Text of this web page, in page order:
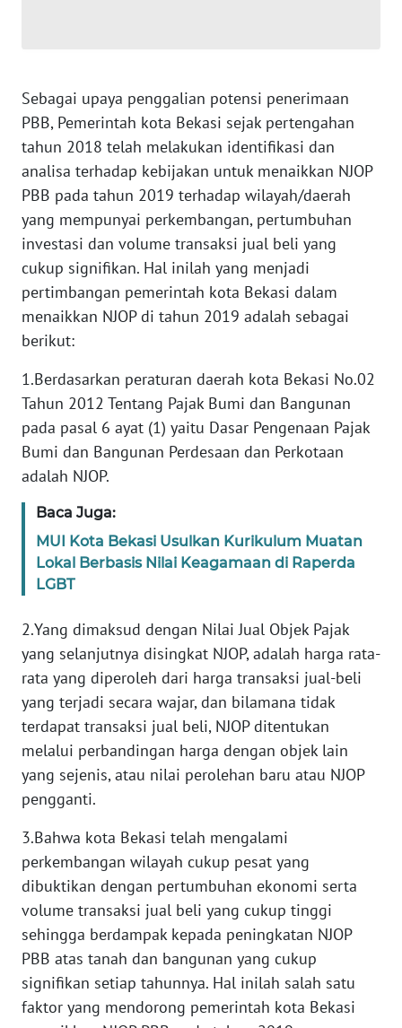
Sebagai upaya penggalian potensi penerimaan
PBB, Pemerintah kota Bekasi sejak pertengahan
tahun 2018 telah melakukan identifikasi dan
analisa terhadap kebijakan untuk menaikkan NJOP
PBB pada tahun 2019 terhadap wilayah/daerah
yang mempunyai perkembangan, pertumbuhan
investasi dan volume transaksi jual beli yang
cukup signifikan. Hal inilah yang menjadi
pertimbangan pemerintah kota Bekasi dalam
menaikkan NJOP di tahun 2019 adalah sebagai
berikut:
1.Berdasarkan peraturan daerah kota Bekasi No.02
Tahun 2012 Tentang Pajak Bumi dan Bangunan
pada pasal 6 ayat (1) yaitu Dasar Pengenaan Pajak
Bumi dan Bangunan Perdesaan dan Perkotaan
adalah NJOP.
Baca Juga:
MUI Kota Bekasi Usulkan Kurikulum Muatan
Lokal Berbasis Nilai Keagamaan di Raperda
LGBT
2.Yang dimaksud dengan Nilai Jual Objek Pajak
yang selanjutnya disingkat NJOP, adalah harga rata-
rata yang diperoleh dari harga transaksi jual-beli
yang terjadi secara wajar, dan bilamana tidak
terdapat transaksi jual beli, NJOP ditentukan
melalui perbandingan harga dengan objek lain
yang sejenis, atau nilai perolehan baru atau NJOP
pengganti.
3.Bahwa kota Bekasi telah mengalami
perkembangan wilayah cukup pesat yang
dibuktikan dengan pertumbuhan ekonomi serta
volume transaksi jual beli yang cukup tinggi
sehingga berdampak kepada peningkatan NJOP
PBB atas tanah dan bangunan yang cukup
signifikan setiap tahunnya. Hal inilah salah satu
faktor yang mendorong pemerintah kota Bekasi
KEPRI
WN
PAPUA
WN
PAPUA
BARAT
RIAU
WN
WN
JAMBI
WN
WN
NTB
WN
SULTENG
WN
SULBAR
WN
BABEL
WN
SUMBAR
WN
BENGKULU